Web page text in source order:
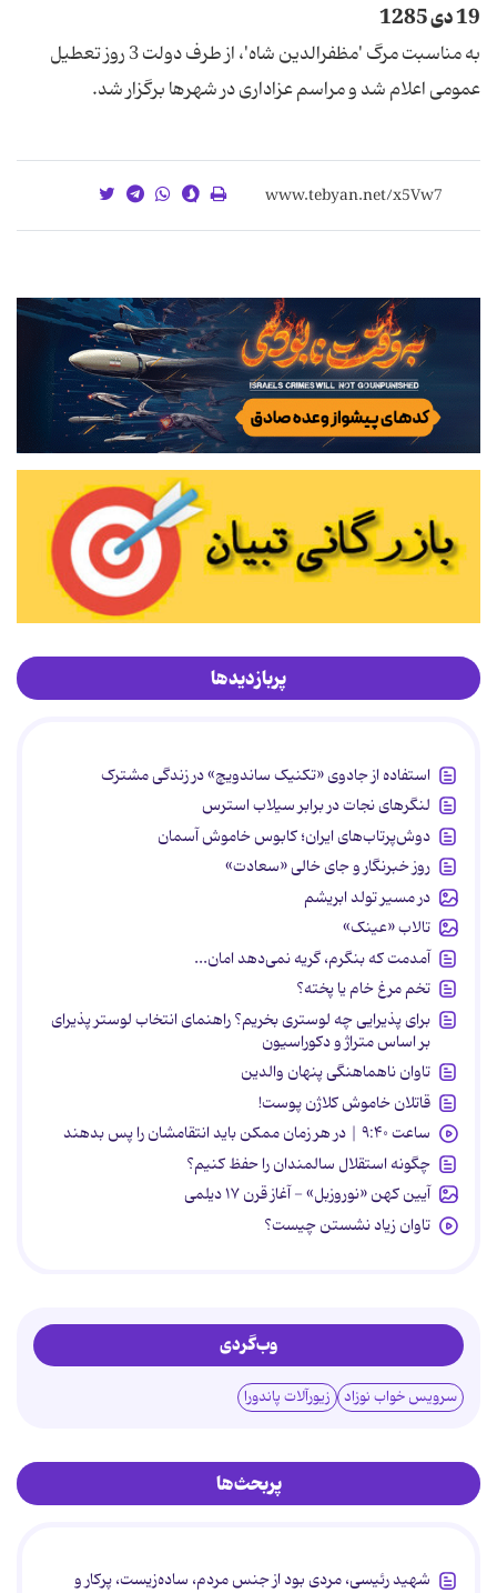
19 دی 1285
به مناسبت مرگ 'مظفرالدین شاه'، از طرف دولت 3 روز تعطیل
عمومی اعلام شد و مراسم عزاداری در شهرها برگزار شد.
پربازدیدها
استفاده از جادوی «تکنیک ساندویچ» در زندگی مشترک
لنگرهای نجات در برابر سیلاب استرس
دوش‌پرتاب‌های ایران؛ کابوس خاموش آسمان
روز خبرنگار و جای خالی «سعادت»
در مسیر تولد ابریشم
تالاب «عینک»
آمدمت که بنگرم، گریه نمی‌دهد امان...
تخم مرغ خام یا پخته؟
برای پذیرایی چه لوستری بخریم؟ راهنمای انتخاب لوستر پذیرای
بر اساس متراژ و دکوراسیون
تاوان ناهماهنگی پنهان والدین
قاتلان خاموش کلاژن پوست!
ساعت ۹:۴۰ | در هر زمان ممکن باید انتقامشان را پس بدهند
چگونه استقلال سالمندان را حفظ کنیم؟
آیین کهن «نوروزبل» - آغاز قرن ۱۷ دیلمی
تاوان زیاد نشستن چیست؟
وب‌گردی
سرویس خواب نوزاد زیورآلات پاندورا
پربحث‌ها
شهید رئیسی، مردی بود از جنس مردم، ساده‌زیست، پرکار و